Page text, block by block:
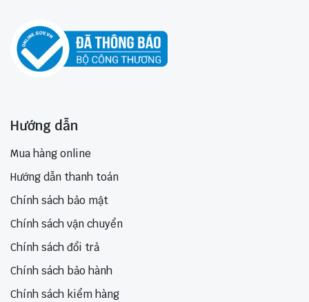
Hướng dẫn
Mua hàng online
Hướng dẫn thanh toán
Chính sách bảo mật
Chính sách vận chuyển
Chính sách đổi trả
Chính sách bảo hành
Chính sách kiểm hàng